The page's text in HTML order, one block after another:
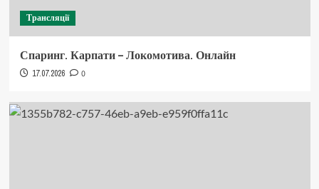
Трансляції
Спаринг. Карпати – Локомотива. Онлайн
17.07.2026 0